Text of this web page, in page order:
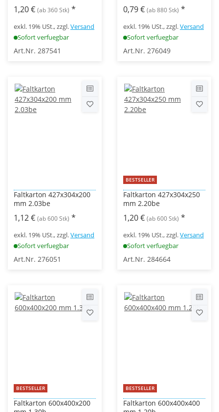
1,20 € (ab 360 Stk) *
exkl. 19% USt., zzgl.Versand
Sofort verfuegbar
Art.Nr. 287541
0,79 € (ab 880 Stk) *
exkl. 19% USt., zzgl.Versand
Sofort verfuegbar
Art.Nr. 276049
Faltkarton 427x304x200
mm 2.03be
1,12 € (ab 600 Stk) *
exkl. 19% USt., zzgl.Versand
Sofort verfuegbar
Art.Nr. 276051
BESTSELLER
Faltkarton 427x304x250
mm 2.20be
1,20 € (ab 600 Stk) *
exkl. 19% USt., zzgl.Versand
Sofort verfuegbar
Art.Nr. 284664
BESTSELLER
Faltkarton 600x400x200
BESTSELLER
Faltkarton 600x400x400